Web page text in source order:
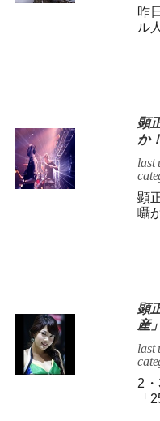
昨
ル
顕
か
last
顕
囁
ら
顕
産
last
2
「